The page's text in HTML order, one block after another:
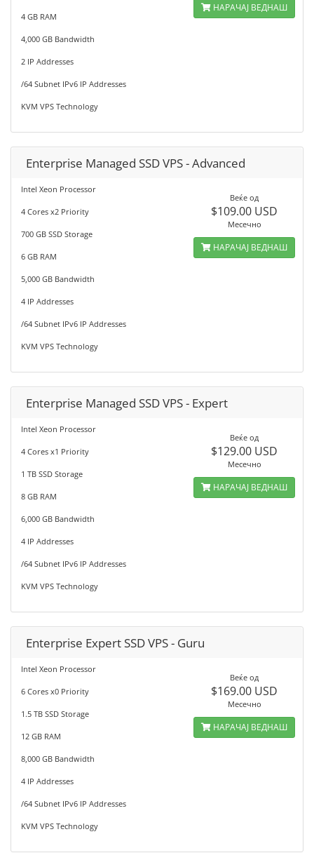
4 GB RAM
4,000 GB Bandwidth
2 IP Addresses
/64 Subnet IPv6 IP Addresses
KVM VPS Technology
НАРАЧАЈ ВЕДНАШ
Enterprise Managed SSD VPS - Advanced
Intel Xeon Processor
4 Cores x2 Priority
700 GB SSD Storage
6 GB RAM
5,000 GB Bandwidth
4 IP Addresses
/64 Subnet IPv6 IP Addresses
KVM VPS Technology
Веќе од
$109.00 USD
Месечно
НАРАЧАЈ ВЕДНАШ
Enterprise Managed SSD VPS - Expert
Intel Xeon Processor
4 Cores x1 Priority
1 TB SSD Storage
8 GB RAM
6,000 GB Bandwidth
4 IP Addresses
/64 Subnet IPv6 IP Addresses
KVM VPS Technology
Веќе од
$129.00 USD
Месечно
НАРАЧАЈ ВЕДНАШ
Enterprise Expert SSD VPS - Guru
Intel Xeon Processor
6 Cores x0 Priority
1.5 TB SSD Storage
12 GB RAM
8,000 GB Bandwidth
4 IP Addresses
/64 Subnet IPv6 IP Addresses
KVM VPS Technology
Веќе од
$169.00 USD
Месечно
НАРАЧАЈ ВЕДНАШ